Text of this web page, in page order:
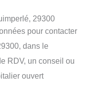
29300
pour contacter
dans le
RDV, un conseil ou
ouvert